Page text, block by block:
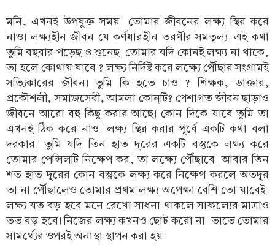
মনি, এখনই উপযুক্ত সময়। তোমার জীবনের লক্ষ্য স্থির করে
নাও। লক্ষ্যহীন জীবন যে কর্ণধারহীন তরণীর সমতূল্য-এই কথা
তুমি বহুবার পড়েছ ও শুনেছ। তোমার যদি কোনই লক্ষ্য না থাকে,
তা হলে কোথায় যাবে ? লক্ষ্য নির্দিষ্ট করে লক্ষ্যে পৌঁছার সংগ্রামই
সত্যিকারের জীবন। তুমি কি হতে চাও ? শিক্ষক, ডাক্তার,
প্রকৌশলী, সমাজসেবী, আমলা কোন্‌টি? পেশাগত জীবন ছাড়াও
জীবনে আরো বহু কিছু করার আছে। কোন দিকে যাবে তুমি তা
এখনই ঠিক করে নাও। লক্ষ্য স্থির করার পূর্বে একটি কথা বলা
দরকার। তুমি যদি তিন হাত দূরের একটি বস্তুকে লক্ষ্য করে
তোমার পেন্সিলটি নিক্ষেপ কর, তা লক্ষ্যে পৌঁছাবে। আবার তিন
শত হাত দূরের কোন বস্তুকে লক্ষ্য করে নিক্ষেপ করলে অতদূর
তা না পৌঁছালেও তোমার প্রথম লক্ষ্য অপেক্ষা বেশি তো যাবেই।
লক্ষ্য যত বড় হবে মনে রেখো সাধনা থাকলে সাফল্যের মাত্রাও
তত বড় হবে। নিজের লক্ষ্য কখনও ছোট করো না। তাতে তোমার
সামর্থ্যের ওপরই অনাস্থা স্থাপন করা হয়।